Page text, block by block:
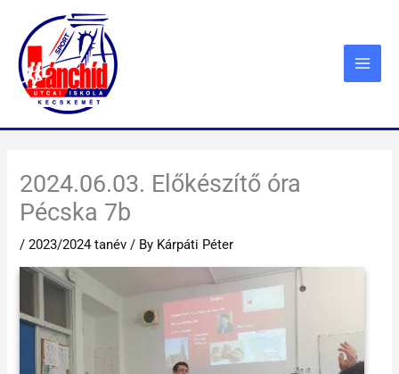
content
2024.06.03. Előkészítő óra
Pécska 7b
/2023/2024 tanév / By Kárpáti Péter